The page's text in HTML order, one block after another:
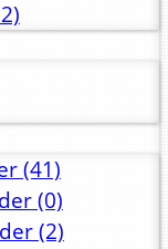
(41)
(0)
(2)